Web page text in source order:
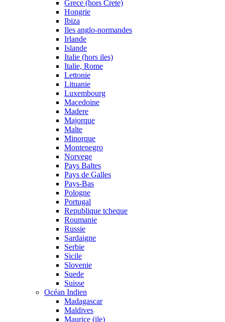
Grece (hors Crete)
Hongrie
Ibiza
Iles anglo-normandes
Irlande
Islande
Italie (hors iles)
Italie, Rome
Lettonie
Lituanie
Luxembourg
Macedoine
Madere
Majorque
Malte
Minorque
Montenegro
Norvege
Pays Baltes
Pays de Galles
Pays-Bas
Pologne
Portugal
Republique tcheque
Roumanie
Russie
Sardaigne
Serbie
Sicile
Slovenie
Suede
Suisse
Océan Indien
Madagascar
Maldives
Maurice (ile)